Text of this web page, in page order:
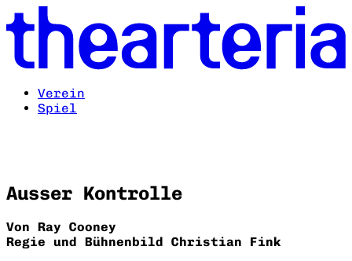
Verein
Spiel
Ausser Kontrolle
Von Ray Cooney
Regie und Bühnenbild Christian Fink